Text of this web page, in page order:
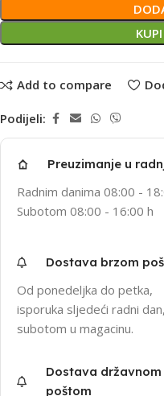
Add to compare
Podijeli:
Preuzimanje u
Radnim danima 08:00 -
Subotom 08:00 - 16:00 h
Dostava brzom
Od ponedeljka do petka,
isporuka sljedeći radni dan,
subotom u magacinu.
Dostava državnom
poštom